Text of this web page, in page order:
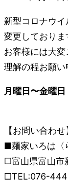
新型コロナウ
変更しておりま
お客様には大
理解の程お願い
月曜日〜金曜
【お問い合わせ
■麺家いろは〈
□富山県富山市
□TEL:076-